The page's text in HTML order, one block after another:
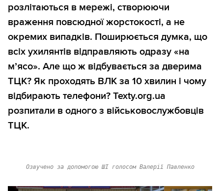
розлітаються в мережі, створюючи
враження повсюдної жорстокості, а не
окремих випадків. Поширюється думка, що
всіх ухилянтів відправляють одразу «на
м’ясо». Але що ж відбувається за дверима
ТЦК? Як проходять ВЛК за 10 хвилин і чому
відбирають телефони? Texty.org.ua
розпитали в одного з військовослужбовців
ТЦК.
Озвучено за допомогою ШІ голосом Валерії Павленко